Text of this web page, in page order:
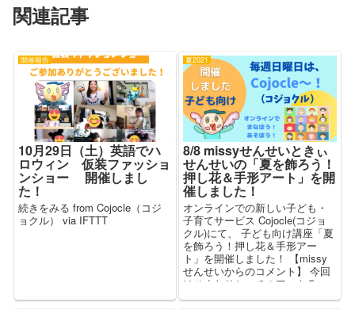
関連記事
開催報告
10月29日（土）英語でハ
ロウィン 仮装ファッショ
ンショー 開催しまし
た！
続きをみる from Cojocle（コジ
ョクル） via IFTTT
夏2021
8/8 missyせんせいときぃ
せんせいの「夏を飾ろう！
押し花＆手形アート」を開
催しました！
オンラインでの新しい子ども・
子育てサービス Cojocle(コジョ
クル)にて、 子ども向け講座「夏
を飾ろう！押し花＆手形アー
ト」を開催しました！ 【missy
せんせいからのコメント】 今回
はひまわりとハチのアート🌻
&#x1...